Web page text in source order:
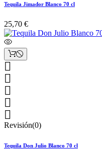
Tequila Jimador Blanco 70 cl
25,70 €





Revisión(0)
Tequila Don Julio Blanco 70 cl